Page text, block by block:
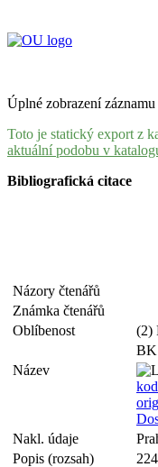
Úplné zobrazení záznamu
Toto je statický export z
aktuální podobu v
Bibliografická citace
Názory čtenářů
Známka čtenářů
Oblíbenost
(2)
BK
Název
Nakl. údaje
Popis (rozsah)